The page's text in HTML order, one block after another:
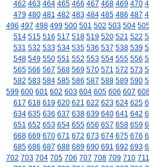
462 463 464 465 466 467 468 469 470
479 480 481 482 483 484 485 486 487
496 497 498 499 500 501 502 503 504
514 515 516 517 518 519 520 521 522
531 532 533 534 535 536 537 538 539
548 549 550 551 552 553 554 555 556
565 566 567 568 569 570 571 572 573
582 583 584 585 586 587 588 589 590
599 600 601 602 603 604 605 606 607
617 618 619 620 621 622 623 624 625
634 635 636 637 638 639 640 641 642
651 652 653 654 655 656 657 658 659
668 669 670 671 672 673 674 675 676
685 686 687 688 689 690 691 692 693
702 703 704 705 706 707 708 709 710 711